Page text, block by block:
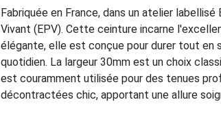
Fabriquée en France, dans un atelier
Vivant (EPV). Cette ceinture incarne
élégante, elle est conçue pour durer tout en
quotidien. La largeur 30mm est un choix
est couramment utilisée pour des tenues
décontractées chic, apportant une allure